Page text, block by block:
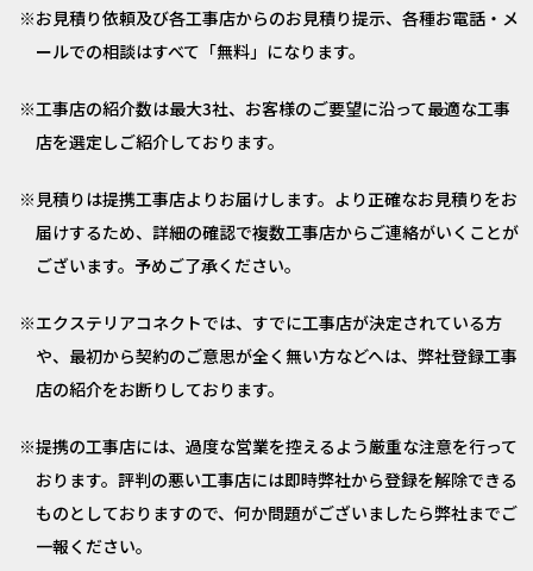
お見積り依頼及び各工事店からのお見積り提示、各種お電話・メ
ールでの相談はすべて「無料」になります。
工事店の紹介数は最大3社、お客様のご要望に沿って最適な工事
店を選定しご紹介しております。
見積りは提携工事店よりお届けします。より正確なお見積りをお
届けするため、詳細の確認で複数工事店からご連絡がいくことが
ございます。予めご了承ください。
エクステリアコネクトでは、すでに工事店が決定されている方
や、最初から契約のご意思が全く無い方などへは、弊社登録工事
店の紹介をお断りしております。
提携の工事店には、過度な営業を控えるよう厳重な注意を行って
おります。評判の悪い工事店には即時弊社から登録を解除できる
ものとしておりますので、何か問題がございましたら弊社までご
一報ください。